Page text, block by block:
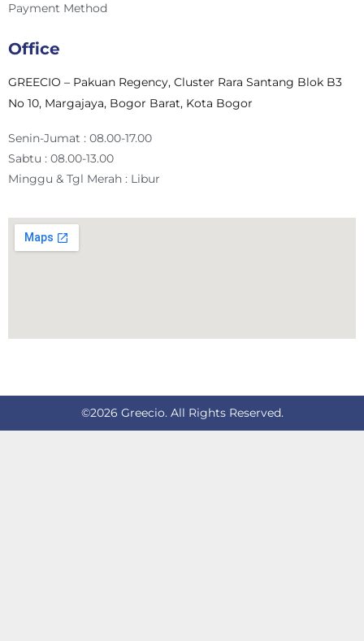
Payment Method
Office
GREECIO – Pakuan Regency, Cluster Rara Santang Blok B3
No 10, Margajaya, Bogor Barat, Kota Bogor
Senin-Jumat : 08.00-17.00
Sabtu : 08.00-13.00
Minggu & Tgl Merah : Libur
©2026 Greecio. All Rights Reserved.